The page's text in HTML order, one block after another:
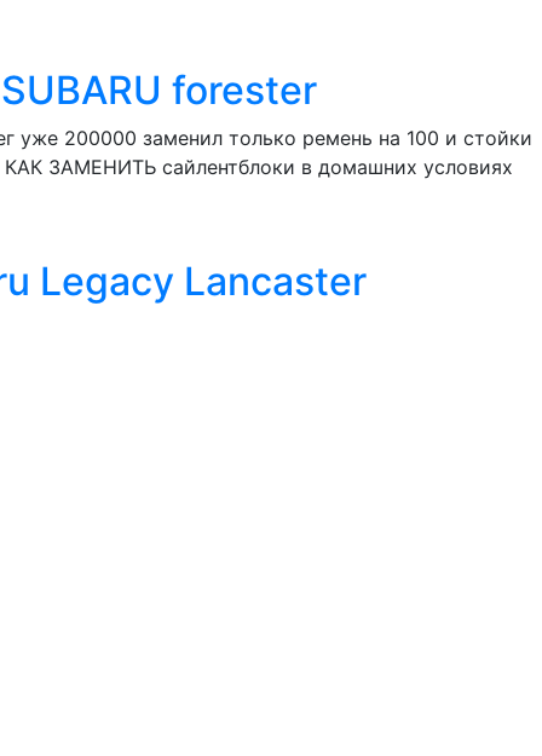
forester
уже 200000 заменил только ремень на 100 и стойки
ЗАМЕНИТЬ сайлентблоки в домашних условиях
Legacy Lancaster